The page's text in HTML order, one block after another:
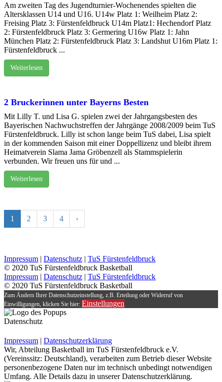
Am zweiten Tag des Jugendturnier-Wochenendes spielten die
Altersklassen U14 und U16. U14w Platz 1: Weilheim Platz 2:
Freising Platz 3: Fürstenfeldbruck U14m Platz1: Hechendorf Platz
2: Fürstenfeldbruck Platz 3: Germering U16w Platz 1: Jahn
München Platz 2: Fürstenfeldbruck Platz 3: Landshut U16m Platz 1:
Fürstenfeldbruck ...
Weiterlesen
2 Bruckerinnen unter Bayerns Besten
Mit Lilly T. und Lisa G. spielen zwei der Jahrgangsbesten des
Bayerischen Nachwuchstreffen der Jahrgänge 2008/2009 beim TuS
Fürstenfeldbruck. Lilly ist schon lange beim TuS dabei, Lisa spielt
in der kommenden Saison mit einer Doppellizenz und bleibt ihrem
Heimatverein Slama Jama Gröbenzell als Stammspielerin
verbunden. Wir freuen uns für und ...
Weiterlesen
1 2 3 4 ›
Impressum | Datenschutz | TuS Fürstenfeldbruck
© 2020 TuS Fürstenfeldbruck Basketball
Impressum | Datenschutz | TuS Fürstenfeldbruck
© 2020 TuS Fürstenfeldbruck Basketball
Zum Ändern Ihrer Datenschutzeinstellung, z.B. Erteilung oder Widerruf von
Einwilligungen, klicken Sie hier: Einstellungen
Datenschutz
Impressum | Datenschutzerklärung
Wir, Abteilung Basketball im TuS Fürstenfeldbruck e.V.
(Vereinssitz: Deutschland), verarbeiten zum Betrieb dieser Website
personenbezogene Daten nur im technisch unbedingt notwendigen
Umfang. Alle Details dazu in unserer Datenschutzerklärung.